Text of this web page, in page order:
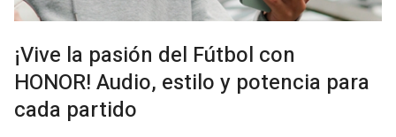
¡Vive la pasión del Fútbol con
HONOR! Audio, estilo y potencia para
cada partido